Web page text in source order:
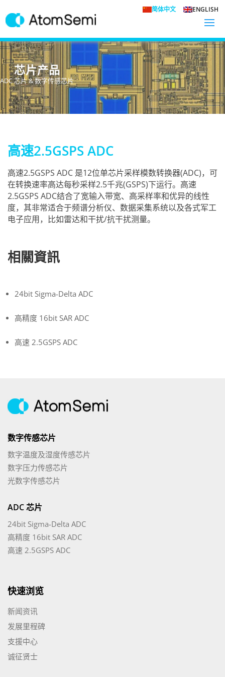
简体中文 ENGLISH
芯片产品
ADC 芯片 & 数字传感芯片
高速2.5GSPS ADC
高速2.5GSPS ADC 是12位单芯片采样模数转换器(ADC)，可
在转换速率高达每秒采样2.5千兆(GSPS)下运行。高速
2.5GSPS ADC结合了宽输入带宽、高采样率和优异的线性
度，其非常适合于频谱分析仪、数据采集系统以及各式军工
电子应用，比如雷达和干扰/抗干扰测量。
相關資訊
24bit Sigma-Delta ADC
高精度 16bit SAR ADC
高速 2.5GSPS ADC
数字传感芯片
数字温度及湿度传感芯片
数字压力传感芯片
光数字传感芯片
ADC 芯片
24bit Sigma-Delta ADC
高精度 16bit SAR ADC
高速 2.5GSPS ADC
快速浏览
新闻资讯
发展里程碑
支援中心
诚征贤士